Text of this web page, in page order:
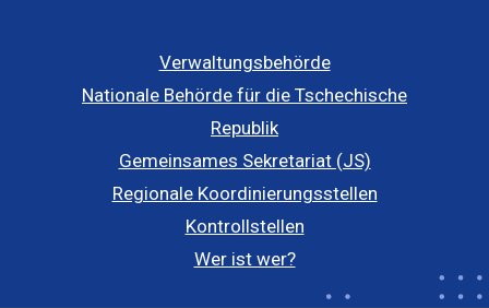
Verwaltungsbehörde
Nationale Behörde für die Tschechische
Republik
Gemeinsames Sekretariat (JS)
Regionale Koordinierungsstellen
Kontrollstellen
Wer ist wer?